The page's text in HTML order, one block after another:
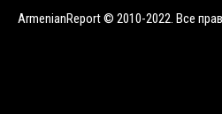
ArmenianReport © 2010-2022. Все